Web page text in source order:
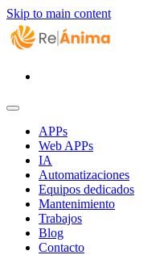
Skip to main content
APPs
Web APPs
IA
Automatizaciones
Equipos dedicados
Mantenimiento
Trabajos
Blog
Contacto